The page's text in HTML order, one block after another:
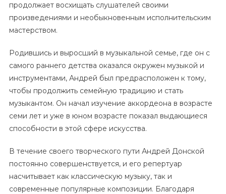
продолжает восхищать слушателей своими
произведениями и необыкновенным исполнительским
мастерством.
Родившись и выросший в музыкальной семье, где он с
самого раннего детства оказался окружен музыкой и
инструментами, Андрей был предрасположен к тому,
чтобы продолжить семейную традицию и стать
музыкантом. Он начал изучение аккордеона в возрасте
семи лет и уже в юном возрасте показал выдающиеся
способности в этой сфере искусства.
В течение своего творческого пути Андрей Донской
постоянно совершенствуется, и его репертуар
насчитывает как классическую музыку, так и
современные популярные композиции. Благодаря